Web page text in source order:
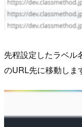
先程設定したラベル
のURL先に移動しま